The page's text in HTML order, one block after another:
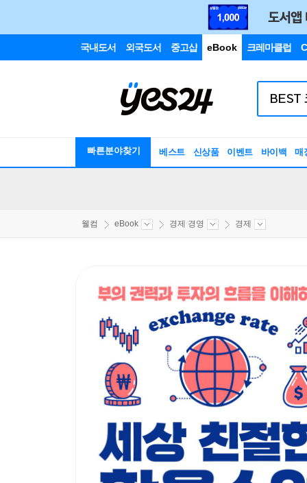
국내도서 외국도서 중고샵 eBook 크레마클럽
빠른분야찾기 베스트 신상품 이벤트 바이백 매
웰컴 eBook 경제 경영 경제